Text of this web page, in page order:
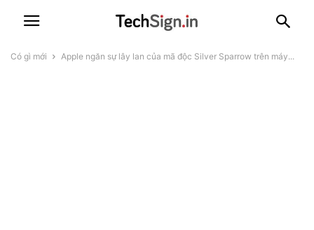
Có gì mới Apple ngăn sự lây lan của mã độc Silver Sparrow trên máy...